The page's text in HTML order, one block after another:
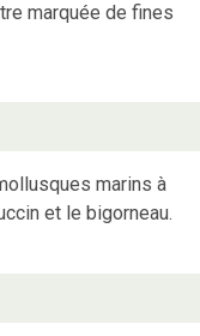
marquée de fines
marins à
et le bigorneau.